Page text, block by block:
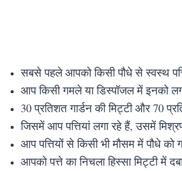
सबसे पहले आपको किसी पौधे से स्वस्थ
आप किसी गमले या डिस्पॉजल में इनको
30 प्रतिशत गार्डन की मिट्टी और 70
जिसमें आप पत्तियां लगा रहे हैं, उसमें
आप पत्तियों से किसी भी मौसम में पौधे
आपको पत्ते का निचला हिस्सा मिट्टी में